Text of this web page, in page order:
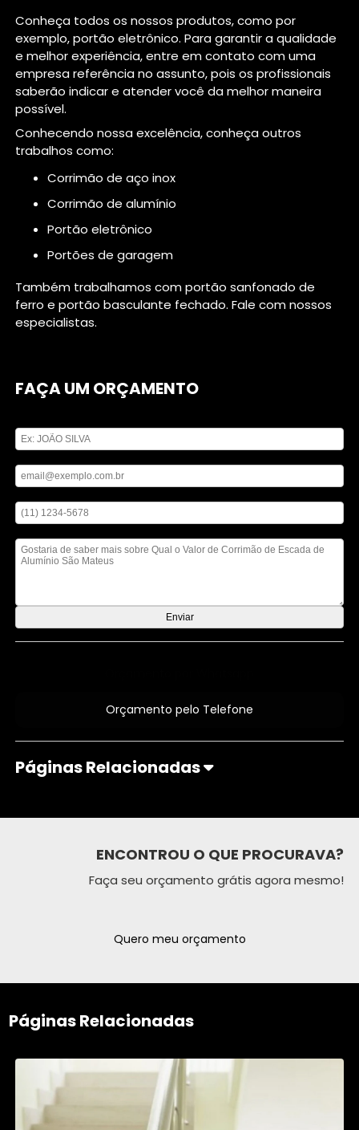
Conheça todos os nossos produtos, como por
exemplo, portão eletrônico. Para garantir a qualidade
e melhor experiência, entre em contato com uma
empresa referência no assunto, pois os profissionais
saberão indicar e atender você da melhor maneira
possível.
Conhecendo nossa excelência, conheça outros
trabalhos como:
corrimão de aço inox
corrimão de alumínio
portão eletrônico
portões de garagem
Também trabalhamos com portão sanfonado de
ferro e portão basculante fechado. Fale com nossos
especialistas.
FAÇA UM ORÇAMENTO
Orçamento pelo Telefone
Páginas Relacionadas
ENCONTROU O QUE PROCURAVA?
Faça seu orçamento grátis agora mesmo!
Quero meu orçamento
Páginas Relacionadas